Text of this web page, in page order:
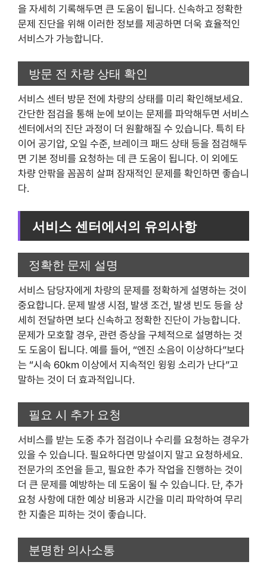
을 자세히 기록해두면 큰 도움이 됩니다. 신속하고 정확한
문제 진단을 위해 이러한 정보를 제공하면 더욱 효율적인
서비스가 가능합니다.
방문 전 차량 상태 확인
서비스 센터 방문 전에 차량의 상태를 미리 확인해보세요.
간단한 점검을 통해 눈에 보이는 문제를 파악해두면 서비스
센터에서의 진단 과정이 더 원활해질 수 있습니다. 특히 타
이어 공기압, 오일 수준, 브레이크 패드 상태 등을 점검해두
면 기본 정비를 요청하는 데 큰 도움이 됩니다. 이 외에도
차량 안팎을 꼼꼼히 살펴 잠재적인 문제를 확인하면 좋습니
다.
서비스 센터에서의 유의사항
정확한 문제 설명
서비스 담당자에게 차량의 문제를 정확하게 설명하는 것이
중요합니다. 문제 발생 시점, 발생 조건, 발생 빈도 등을 상
세히 전달하면 보다 신속하고 정확한 진단이 가능합니다.
문제가 모호할 경우, 관련 증상을 구체적으로 설명하는 것
도 도움이 됩니다. 예를 들어, “엔진 소음이 이상하다”보다
는 “시속 60km 이상에서 지속적인 윙윙 소리가 난다”고
말하는 것이 더 효과적입니다.
필요 시 추가 요청
서비스를 받는 도중 추가 점검이나 수리를 요청하는 경우가
있을 수 있습니다. 필요하다면 망설이지 말고 요청하세요.
전문가의 조언을 듣고, 필요한 추가 작업을 진행하는 것이
더 큰 문제를 예방하는 데 도움이 될 수 있습니다. 단, 추가
요청 사항에 대한 예상 비용과 시간을 미리 파악하여 무리
한 지출은 피하는 것이 좋습니다.
분명한 의사소통